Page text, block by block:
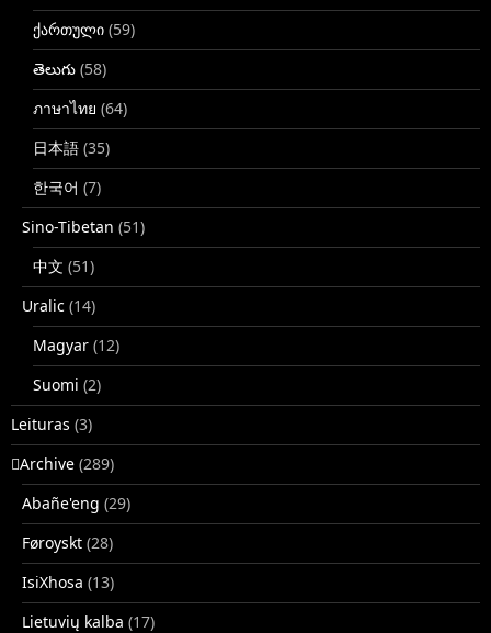
ქართული (59)
తెలుగు (58)
ภาษาไทย (64)
日本語 (35)
한국어 (7)
Sino-Tibetan (51)
中文 (51)
Uralic (14)
Magyar (12)
Suomi (2)
Leituras (3)
􏿽Archive (289)
Abañe'eng (29)
Føroyskt (28)
IsiXhosa (13)
Lietuvių kalba (17)